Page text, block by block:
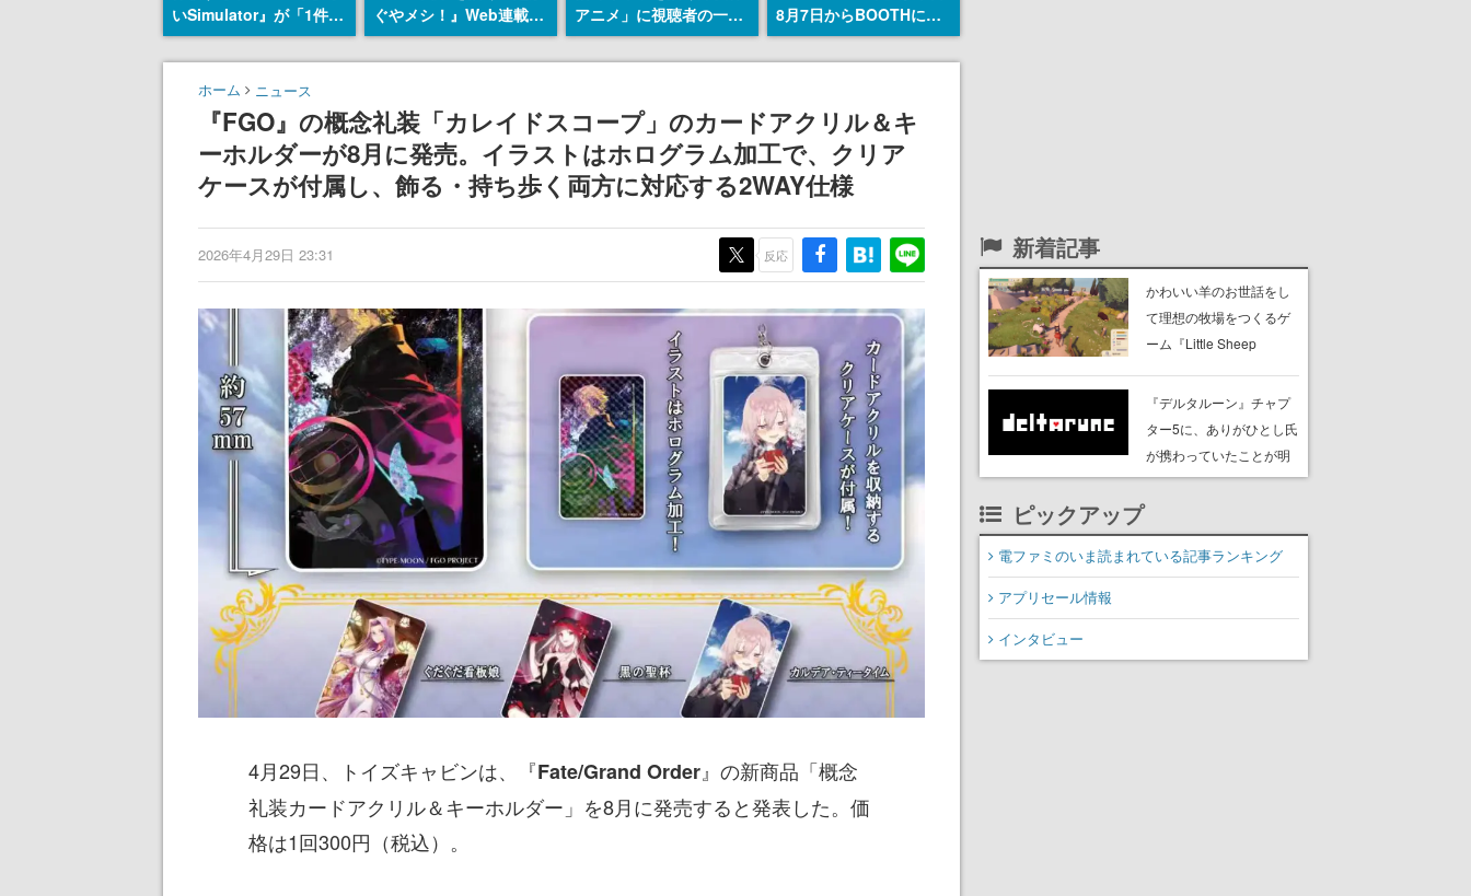
いSimulator』が「1件」
のウィッシュリストをも
とにチェコ語に対応し
SNSで話題に。『キング
ダム・カム』開発元やチ
ェコのプロ野球選手から
称賛の声
ぐやメシ！』Web連載決
定。新たなWebマンガレ
ーベル「ビビビコミッ
タート、あのお話には…
まだ続きがある！
アニメ」に視聴者の一部
から批判意見。違法薬物
の使用と思しき描写も含
8月7日からBOOTHにて
発売。瞳に光る星や感情
豊かな表情が、小悪魔か
ホーム ニュース
『FGO』の概念礼装「カレイドスコープ」のカードアクリル＆キ
ーホルダーが8月に発売。イラストはホログラム加工で、クリア
ケースが付属し、飾る・持ち歩く両方に対応する2WAY仕様
2026年4月29日 23:31 反応
4月29日、トイズキャビンは、『Fate/Grand Order』の新商品「概念
礼装カードアクリル＆キーホルダー」を8月に発売すると発表した。価
格は1回300円（税込）。
新着記事
かわいい羊のお世話をし
て理想の牧場をつくるゲ
ーム『Little Sheep
て公開。ふわふわの羊を
撫でたり、一緒に遊んだ
りできる
『デルタルーン』チャプ
ター5に、ありがひとし氏
が携わっていたことが明
らかに。『ポケットモン
モンデザインやマンガ
『ロックマンメガミック
ピックアップ
電ファミのいま読まれている記事ランキング
アプリセール情報
インタビュー